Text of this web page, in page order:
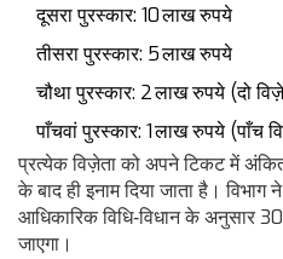
दूसरा पुरस्कार: 10 लाख रुपये
तीसरा पुरस्कार: 5 लाख रुपये
चौथा पुरस्कार: 2 लाख रुपये (दो
पाँचवां पुरस्कार: 1 लाख रुपये (पाँच
प्रत्येक विज़ेता को अपने टिकट में
के बाद ही इनाम दिया जाता है।
आधिकारिक विधि‑विधान के अनुसार
जाएगा।